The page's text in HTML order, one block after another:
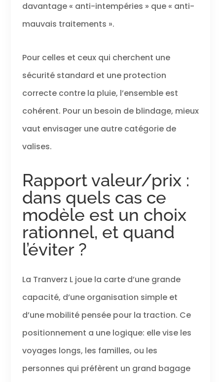
davantage « anti-intempéries » que « anti-
mauvais traitements ».
Pour celles et ceux qui cherchent une
sécurité standard et une protection
correcte contre la pluie, l’ensemble est
cohérent. Pour un besoin de blindage, mieux
vaut envisager une autre catégorie de
valises.
Rapport valeur/prix :
dans quels cas ce
modèle est un choix
rationnel, et quand
l’éviter ?
La Tranverz L joue la carte d’une grande
capacité, d’une organisation simple et
d’une mobilité pensée pour la traction. Ce
positionnement a une logique: elle vise les
voyages longs, les familles, ou les
personnes qui préfèrent un grand bagage